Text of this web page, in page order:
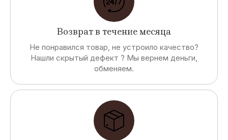
Возврат в течение месяца
Не понравился товар, не устроило качество?
Нашли скрытый дефект ? Мы вернем деньги,
обменяем.